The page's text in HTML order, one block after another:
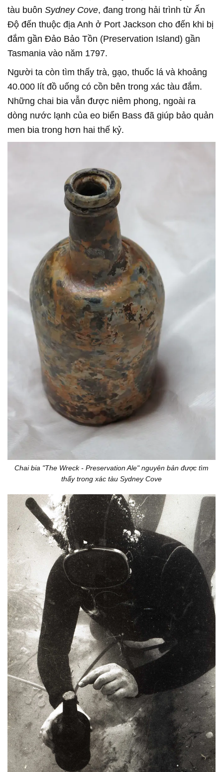
tàu buôn Sydney Cove, đang trong hải trình từ Ấn
Độ đến thuộc địa Anh ở Port Jackson cho đến khi bị
đắm gần Đảo Bảo Tồn (Preservation Island) gần
Tasmania vào năm 1797.
Người ta còn tìm thấy trà, gạo, thuốc lá và khoảng
40.000 lít đồ uống có cồn bên trong xác tàu đắm.
Những chai bia vẫn được niêm phong, ngoài ra
dòng nước lạnh của eo biển Bass đã giúp bảo quản
men bia trong hơn hai thế kỷ.
Chai bia "The Wreck - Preservation Ale" nguyên bản được tìm
thấy trong xác tàu Sydney Cove